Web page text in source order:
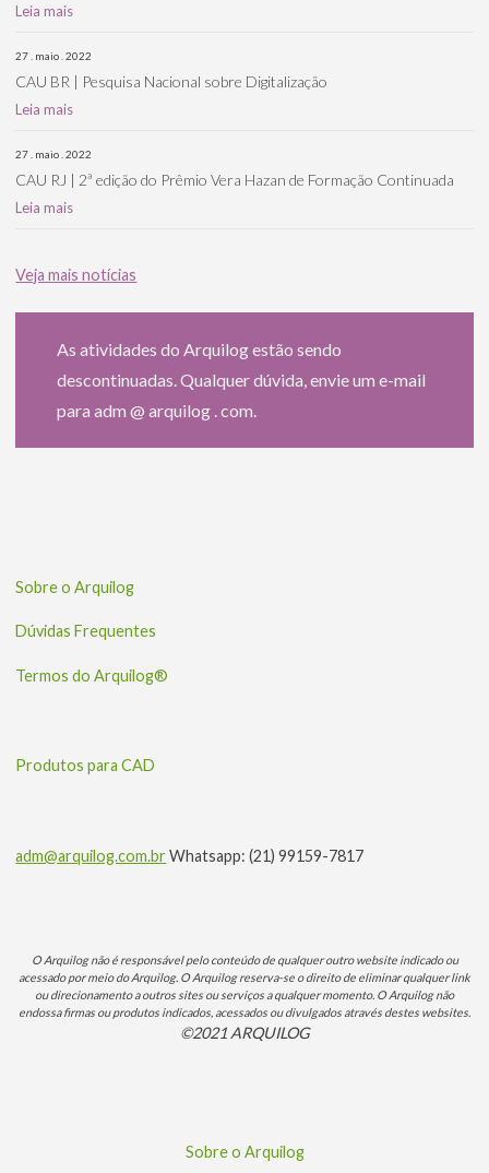
Leia mais
27 . maio . 2022
CAU BR | Pesquisa Nacional sobre Digitalização
Leia mais
27 . maio . 2022
CAU RJ | 2ª edição do Prêmio Vera Hazan de Formação Continuada
Leia mais
Veja mais notícias
As atividades do Arquilog estão sendo
descontinuadas. Qualquer dúvida, envie um e-mail
para adm @ arquilog . com.
Sobre o Arquilog
Dúvidas Frequentes
Termos do Arquilog®
Produtos para CAD
adm@arquilog.com.brWhatsapp: (21) 99159-7817
O Arquilog não é responsável pelo conteúdo de qualquer outro website indicado ou
acessado por meio do Arquilog. O Arquilog reserva-se o direito de eliminar qualquer link
ou direcionamento a outros sites ou serviços a qualquer momento. O Arquilog não
endossa firmas ou produtos indicados, acessados ou divulgados através destes websites.
©2021 ARQUILOG
Sobre o Arquilog